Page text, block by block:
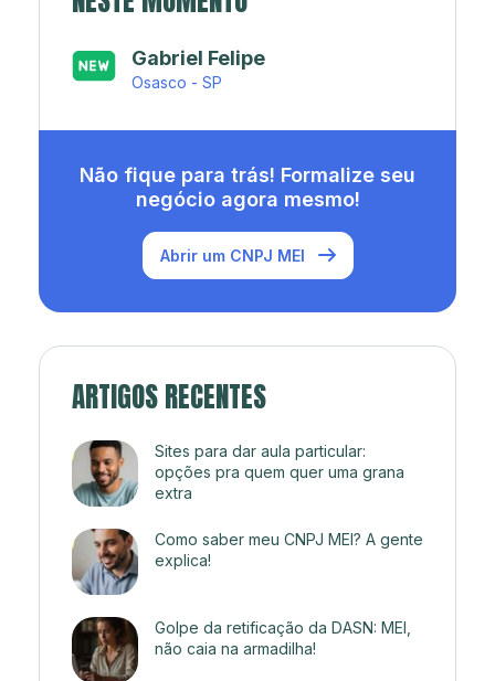
Japa’s açaí e sorveteria
Rio de Janeiro - RJ
Não fique para trás! Formalize seu
negócio agora mesmo!
Abrir um CNPJ MEI
ARTIGOS RECENTES
Sites para dar aula particular:
opções pra quem quer uma grana
extra
Como saber meu CNPJ MEI? A gente
explica!
Golpe da retificação da DASN: MEI,
não caia na armadilha!